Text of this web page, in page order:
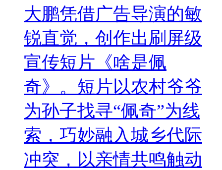
大鹏凭借广告导演的敏
锐直觉，创作出刷屏级
宣传短片《啥是佩
奇》。短片以农村爷爷
为孙子找寻“佩奇”为线
索，巧妙融入城乡代际
冲突，以亲情共鸣触动